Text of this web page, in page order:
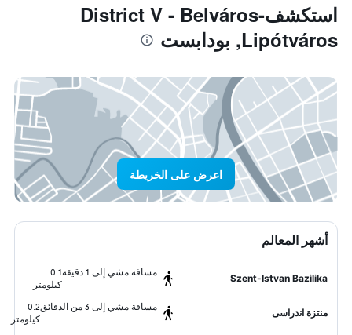
استكشفDistrict V - Belváros-
Lipótváros, بودابست
اعرض على الخريطة
أشهر المعالم
Szent-Istvan Bazilika
مسافة مشي إلى 1 دقيقة
0.1
كيلومتر
منتزة اندراسى
مسافة مشي إلى 3 من الدقائق
0.2
كيلومتر